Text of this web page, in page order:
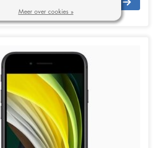
Meer over cookies »